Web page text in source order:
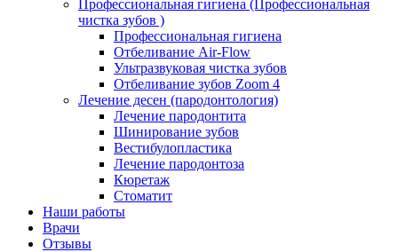
Профессиональная гигиена (Профессиональная
чистка зубов )
Профессиональная гигиена
Отбеливание Air-Flow
Ультразвуковая чистка зубов
Отбеливание зубов Zoom 4
Лечение десен (пародонтология)
Лечение пародонтита
Шинирование зубов
Вестибулопластика
Лечение пародонтоза
Кюретаж
Стоматит
Наши работы
Врачи
Отзывы